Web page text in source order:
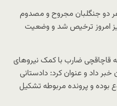
دو جنگلبان مجروح و مصدوم
امروز ترخیص شد و وضعیت
ضارب با کمک نیروهای
خبر داد و عنوان کرد: دادستانی
بوده و پرونده مربوطه تشکیل